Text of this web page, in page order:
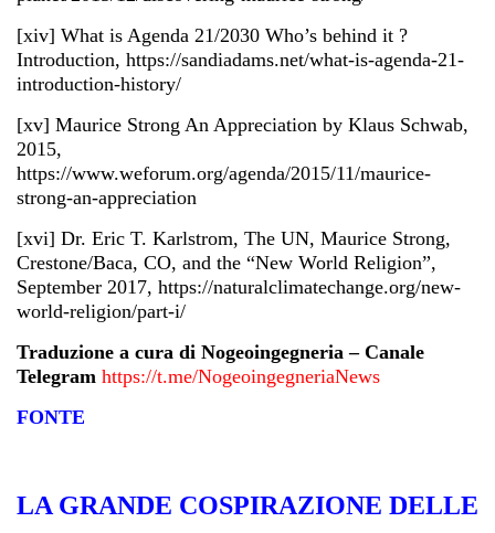
[xiv] What is Agenda 21/2030 Who’s behind it ?
Introduction, https://sandiadams.net/what-is-agenda-21-
introduction-history/
[xv] Maurice Strong An Appreciation by Klaus Schwab,
2015,
https://www.weforum.org/agenda/2015/11/maurice-
strong-an-appreciation
[xvi] Dr. Eric T. Karlstrom, The UN, Maurice Strong,
Crestone/Baca, CO, and the “New World Religion”,
September 2017, https://naturalclimatechange.org/new-
world-religion/part-i/
Traduzione a cura di Nogeoingegneria – Canale
Telegram https://t.me/NogeoingegneriaNews
FONTE
LA GRANDE COSPIRAZIONE DELLE